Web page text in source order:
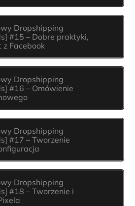
Dropshipping
#15 – Dobre praktyki,
z Facebook
Dropshipping
#16 – Omówienie
Dropshipping
#17 – Tworzenie
Dropshipping
#18 – Tworzenie i